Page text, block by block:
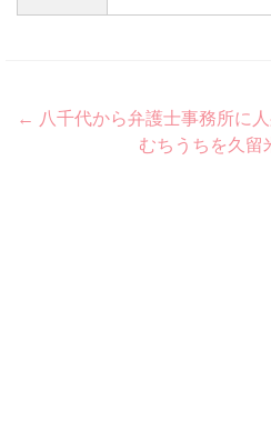
Post
navigation
← 八千代から弁護士事務所に
むちうちを久留